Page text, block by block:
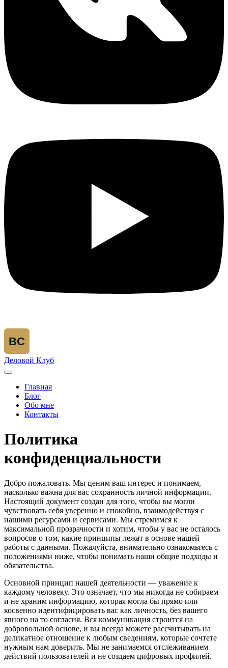
BC
Деловой Клуб
Главная
Блог
Обо мне
Контакты
Политика
конфиденциальности
Добро пожаловать. Мы ценим ваш интерес и понимаем,
насколько важна для вас сохранность личной информации.
Настоящий документ создан для того, чтобы вы могли
чувствовать себя уверенно и спокойно, взаимодействуя с
нашими ресурсами и сервисами. Мы стремимся к
максимальной прозрачности и хотим, чтобы у вас не осталось
вопросов о том, какие принципы лежат в основе нашей
работы с данными. Пожалуйста, внимательно ознакомьтесь с
положениями ниже, чтобы понимать наши общие подходы и
обязательства.
Основной принцип нашей деятельности — уважение к
каждому человеку. Это означает, что мы никогда не собираем
и не храним информацию, которая могла бы прямо или
косвенно идентифицировать вас как личность, без вашего
явного на то согласия. Вся коммуникация строится на
добровольной основе, и вы всегда можете рассчитывать на
деликатное отношение к любым сведениям, которые сочтете
нужным нам доверить. Мы не занимаемся отслеживанием
действий пользователей и не создаем цифровых профилей.